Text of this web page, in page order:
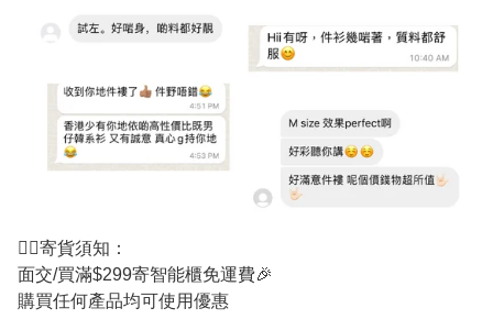
💁‍♂️寄貨須知：
面交/買滿$299寄智能櫃免運費🎉
購買任何產品均可使用優惠